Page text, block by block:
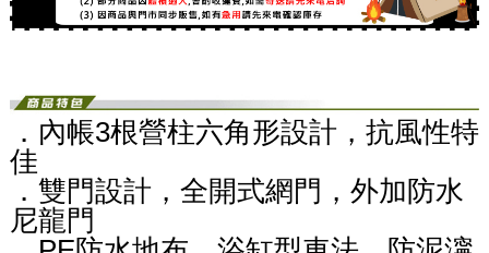
．內帳3根營柱六角形設計，抗風性特
佳
．雙門設計，全開式網門，外加防水
尼龍門